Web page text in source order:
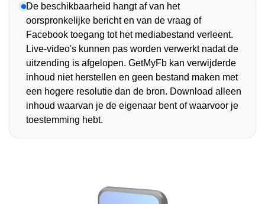
De beschikbaarheid hangt af van het
oorspronkelijke bericht en van de vraag of
Facebook toegang tot het mediabestand verleent.
Live-video's kunnen pas worden verwerkt nadat de
uitzending is afgelopen. GetMyFb kan verwijderde
inhoud niet herstellen en geen bestand maken met
een hogere resolutie dan de bron. Download alleen
inhoud waarvan je de eigenaar bent of waarvoor je
toestemming hebt.